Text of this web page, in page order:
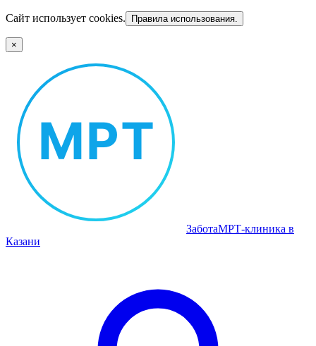
Сайт использует cookies. Правила использования.
×
ЗаботаМРТ‑клиника в
Казани